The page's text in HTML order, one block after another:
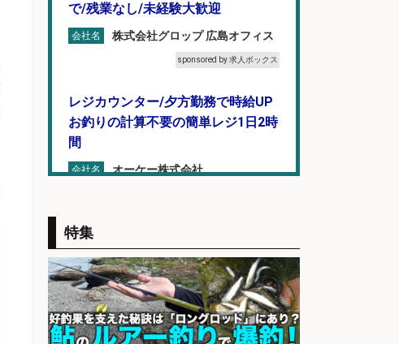
で/残業なし/未経験大歓迎
会社名 株式会社グロップ 広島オフィス
sponsored by 求人ボックス
レジカウンター/夕方勤務で時給UP
お釣りの計算不要の簡単レジ1日2時
間
会社名 オーケー株式会社
人材紹介事業責任者候補/飲食業界
向けSaaS企業「魚ぽち」/東証グロ
ース市場上場
会社名 株式会社フーディソン
sponsored by 求人ボックス
特集